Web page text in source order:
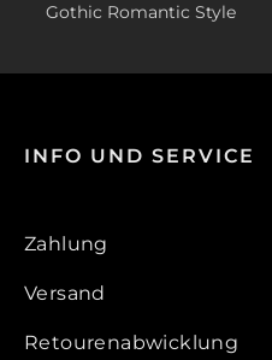
Gothic Romantic Style
INFO UND SERVICE
Zahlung
Versand
Retourenabwicklung